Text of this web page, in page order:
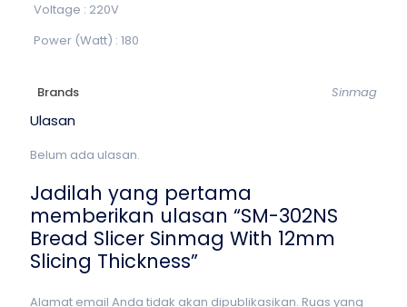
Voltage : 220V
Power (Watt) : 180
Brands Sinmag
Ulasan
Belum ada ulasan.
Jadilah yang pertama
memberikan ulasan “SM-302NS
Bread Slicer Sinmag With 12mm
Slicing Thickness”
Alamat email Anda tidak akan dipublikasikan. Ruas yang